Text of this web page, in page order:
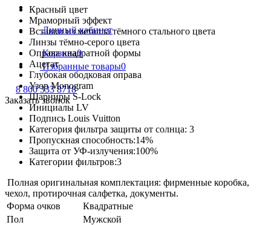
Личный кабинет
Корзина0
Избранные товары0
8 800 333 8718
Заказать звонок
Красный цвет
Мраморный эффект
Вставки из металла тёмного стального цвета
Линзы тёмно-серого цвета
Оправа квадратной формы
Ацетат
Глубокая ободковая оправа
Узор Monogram
Шарниры S-Lock
Инициалы LV
Подпись Louis Vuitton
Категория фильтра защиты от солнца: 3
Пропускная способность:14%
Защита от УФ-излучения:100%
Категории фильтров:3
Полная оригинальная комплектация: фирменные коробка,
чехол, протирочная салфетка, документы.
Форма очков
Квадратные
Пол
Мужской